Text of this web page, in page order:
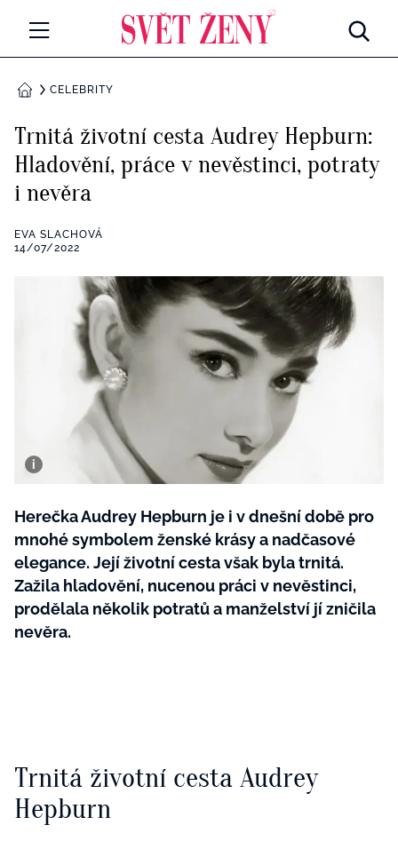
Všechny kategorie
Rozhovory
RETROHUBKY
Všechny kategorie
Seberozvoj
Všechny kategorie
Životní styl
Všechny kategorie
Testy a kvízy
Všechny kategorie
Tvoření
Rady a tipy
SVĚT ŽENY - 599 KČ
ROČNÍ PŘEDPLATNÉ SVĚT ŽENY +
DOMŮCELEBRITY
Trnitá životní cesta Audrey Hepburn:
Hladovění, práce v nevěstinci, potraty
i nevěra
EVA SLACHOVÁ
14/07/2022
Herečka Audrey Hepburn je i v dnešní době pro
mnohé symbolem ženské krásy a nadčasové
elegance. Její životní cesta však byla trnitá.
Zažila hladovění, nucenou práci v nevěstinci,
prodělala několik potratů a manželství jí zničila
nevěra.
Trnitá životní cesta Audrey
Hepburn